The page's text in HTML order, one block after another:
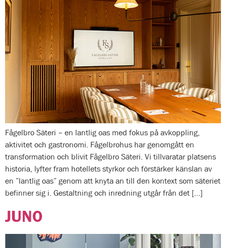
Fågelbro Säteri – en lantlig oas med fokus på avkoppling,
aktivitet och gastronomi. Fågelbrohus har genomgått en
transformation och blivit Fågelbro Säteri. Vi tillvaratar platsens
historia, lyfter fram hotellets styrkor och förstärker känslan av
en ”lantlig oas” genom att knyta an till den kontext som säteriet
befinner sig i. Gestaltning och inredning utgår från det […]
JUNO